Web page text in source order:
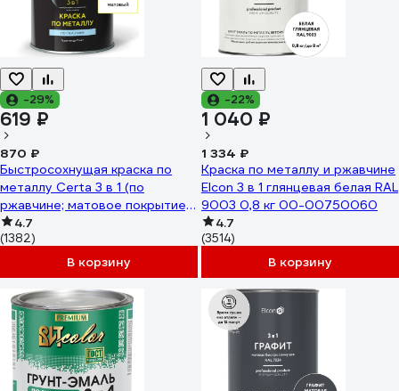
-29%
619 ₽
870 ₽
Быстросохнущая краска по
металлу Certa 3 в 1 (по
ржавчине; матовое покрытие;
гладкая; белый; 0.8 кг)
KRGL0029
4.7
(1382)
В корзину
-22%
1 040 ₽
1 334 ₽
Краска по металлу и ржавчине
Elcon 3 в 1 глянцевая белая RAL
9003 0,8 кг 00-00750060
4.7
(3514)
В корзину